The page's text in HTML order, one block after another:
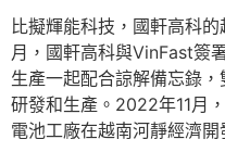
比擬輝能科技，國軒高科
月，國軒高科與VinFast簽
生產一起配合諒解備忘錄
研發和生產。2022年11月
電池工廠在越南河靜經濟開